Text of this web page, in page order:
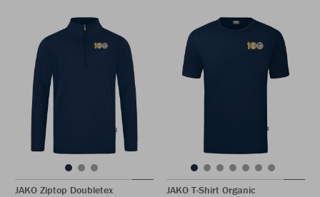
JAKO Ziptop Doubletex
JAKO T-Shirt Organic